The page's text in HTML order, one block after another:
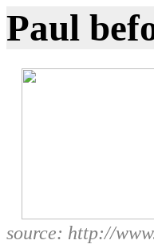
Paul
source: http://